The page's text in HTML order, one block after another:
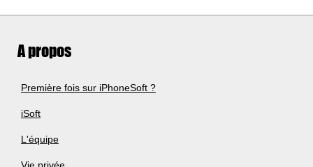
A propos
Première fois sur iPhoneSoft ?
iSoft
L'équipe
Vie privée